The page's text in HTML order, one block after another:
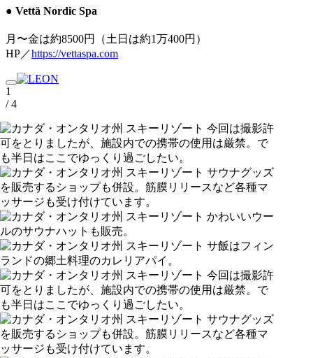
● Vettä Nordic Spa
月〜金は約8500円（土日は約1万400円）
HP／https://vettaspa.com
1
/ 4